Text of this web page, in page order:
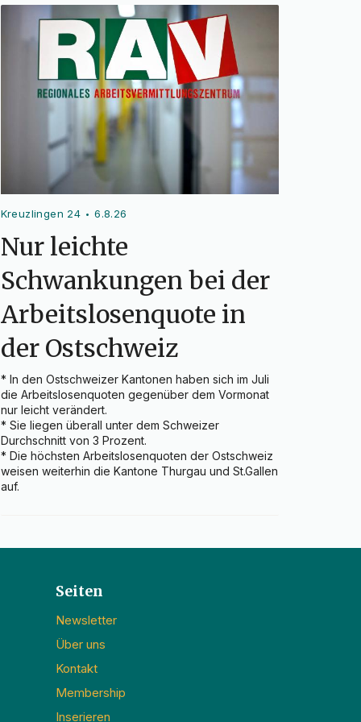
Kreuzlingen 24 •6.8.26
Nur leichte
Schwankungen bei der
Arbeitslosenquote in
der Ostschweiz
* In den Ostschweizer Kantonen haben sich im Juli
die Arbeitslosenquoten gegenüber dem Vormonat
nur leicht verändert.
* Sie liegen überall unter dem Schweizer
Durchschnitt von 3 Prozent.
* Die höchsten Arbeitslosenquoten der Ostschweiz
weisen weiterhin die Kantone Thurgau und St.Gallen
auf.
Seiten
Newsletter
Über uns
Kontakt
Membership
Inserieren